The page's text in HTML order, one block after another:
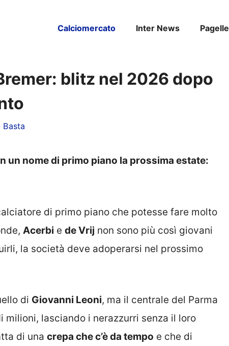
Calciomercato Inter News Pagelle
blitz nel 2026 dopo
Basta
un nome di primo piano la prossima estate:
di primo piano che potesse fare molto
Acerbi e de Vrij non sono più così giovani
la società deve adoperarsi nel prossimo
di Giovanni Leoni, ma il centrale del Parma
milioni, lasciando i nerazzurri senza il loro
di una crepa che c’è da tempo e che di